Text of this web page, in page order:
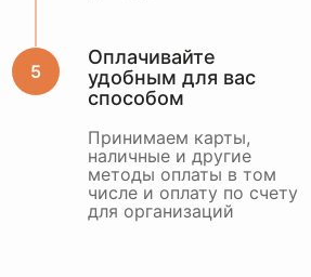
Оплачивайте
удобным для вас
способом
Принимаем карты,
наличные и другие
методы оплаты в том
числе и оплату по счету
для организаций